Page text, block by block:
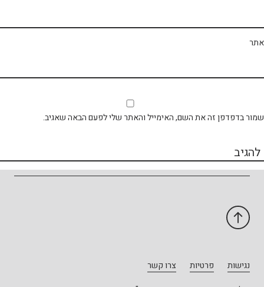
בדפדפן זה את השם, האימייל והאתר שלי לפעם הבאה שאגיב.
נגישות פרטיות
צרו קשר